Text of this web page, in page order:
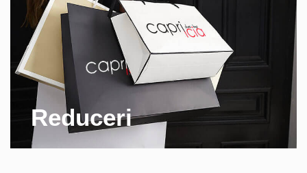
Reduceri